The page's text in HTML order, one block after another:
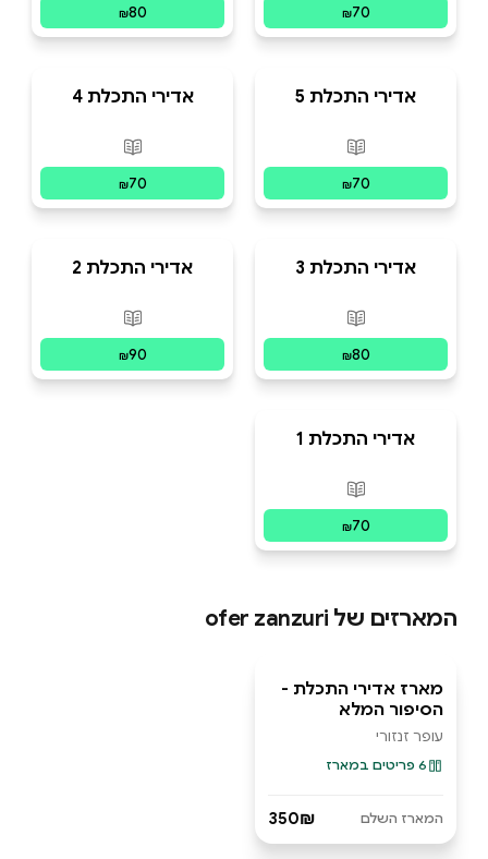
₪70
₪80
אדירי התכלת 5
פורמטים זמינים
₪70
אדירי התכלת 4
פורמטים זמינים
₪70
אדירי התכלת 3
פורמטים זמינים
₪80
אדירי התכלת 2
פורמטים זמינים
₪90
אדירי התכלת 1
פורמטים זמינים
₪70
המארזים של ofer zanzuri
מארז ספרים
מארז אדירי התכלת -
הסיפור המלא
עופר זנזורי
6 פריטים במארז
המארז השלם 350₪